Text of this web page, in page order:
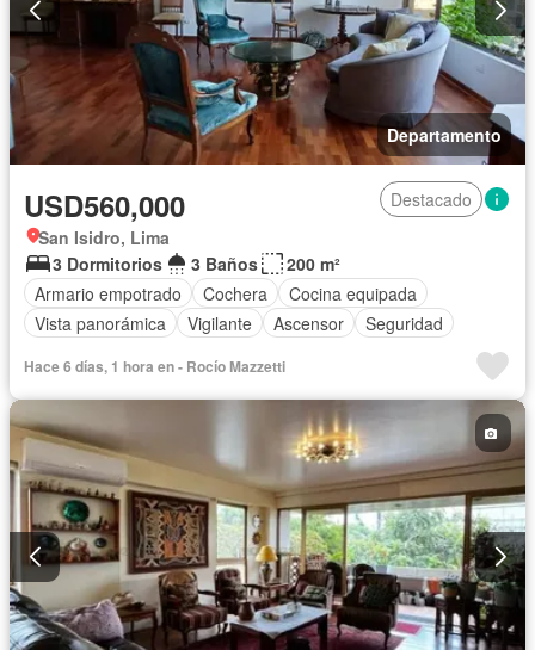
Departamento
USD560,000
Destacado
San Isidro, Lima
3 Dormitorios
3 Baños
200 m²
Armario empotrado
Cochera
Cocina equipada
Vista panorámica
Vigilante Ascensor Seguridad
Hace 6 días, 1 hora en - Rocío Mazzetti